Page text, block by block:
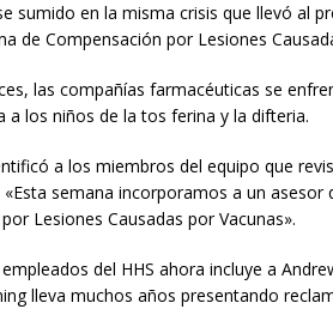
sumido en la misma crisis que llevó al
de Compensación por Lesiones
las compañías farmacéuticas se
a los niños de la tos ferina y la difteria.
a los miembros del equipo que
semana incorporamos a un asesor
Lesiones Causadas por Vacunas».
del HHS ahora incluye a
lleva muchos años presentando